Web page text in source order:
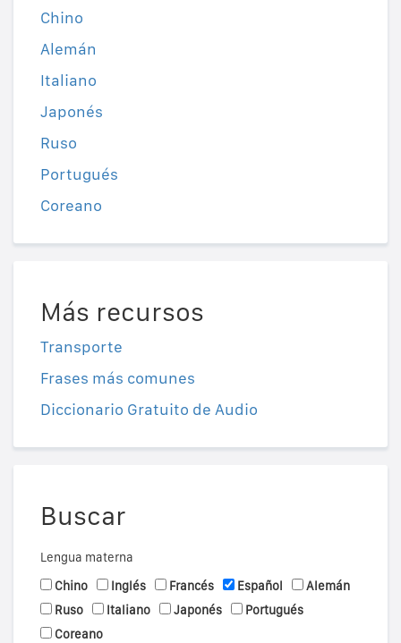
Chino
Alemán
Italiano
Japonés
Ruso
Portugués
Coreano
Más recursos
Transporte
Frases más comunes
Diccionario Gratuito de Audio
Buscar
Lengua materna
Chino
Inglés Francés Español
Alemán
Ruso
Italiano Japonés
Portugués
Coreano